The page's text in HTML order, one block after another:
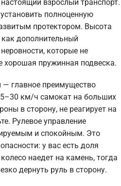
взрослый транспорт.
полноценную
протектором. Высота
дополнительный
которые не
хорошая пружинная подвеска.
— главное преимущество
км/ч самокат на больших
в сторону, не реагирует на
Рулевое управление
и спокойным. Это
у вас есть доля
наедет на камень, тогда
дернуть руль в сторону.